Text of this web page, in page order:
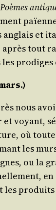
Poèmes
et
tout
nous
voyant,
où
les
ou la
pro­duits